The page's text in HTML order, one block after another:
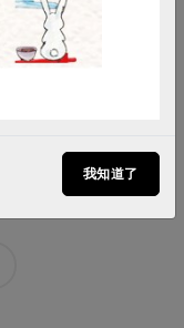
我知道了